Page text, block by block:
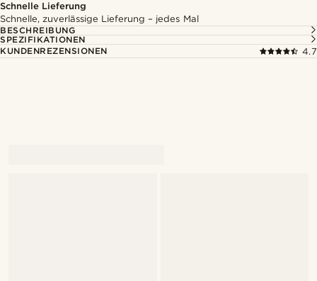
Schnelle Lieferung
Schnelle, zuverlässige Lieferung – jedes Mal
BESCHREIBUNG
SPEZIFIKATIONEN
KUNDENREZENSIONEN
4.7